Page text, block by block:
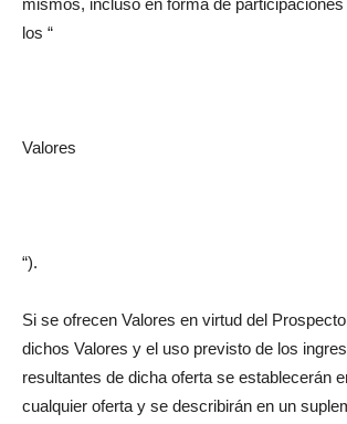
mismos, incluso en forma de
los “
Valores
“).
Si se ofrecen Valores en virtud del
dichos Valores y el uso previsto de los
resultantes de dicha oferta se establecerán
cualquier oferta y se describirán en un